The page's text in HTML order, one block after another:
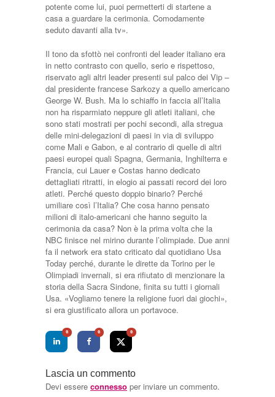
potente come lui, puoi permetterti di startene a
casa a guardare la cerimonia. Comodamente
seduto davanti alla tv».
Il tono da sfottò nei confronti del leader italiano era
in netto contrasto con quello, serio e rispettoso,
riservato agli altri leader presenti sul palco dei Vip –
dal presidente francese Sarkozy a quello americano
George W. Bush. Ma lo schiaffo in faccia all’Italia
non ha risparmiato neppure gli atleti italiani, che
sono stati mostrati per pochi secondi, alla stregua
delle mini-delegazioni di paesi in via di sviluppo
come Mali e Gabon, e al contrario di quelle di altri
paesi europei quali Spagna, Germania, Inghilterra e
Francia, cui Lauer e Costas hanno dedicato
dettagliati ritratti, in elogio ai passati record dei loro
atleti. Perché questo doppio binario? Perché
umiliare così l’Italia? Che cosa hanno pensato
milioni di italo-americani che hanno seguito la
cerimonia da casa? Non è la prima volta che la
NBC finisce nel mirino durante l’olimpiade. Due anni
fa il network era stato criticato dal quotidiano Usa
Today perché, durante le dirette da Torino per le
Olimpiadi invernali, si era rifiutato di menzionare la
storia della Sacra Sindone, finita su tutti i giornali
Usa. «Vogliamo tenere la religione fuori dai giochi»,
si era giustificato allora un portavoce.
0 0 0
Lascia un commento
Devi essere connesso per inviare un commento.